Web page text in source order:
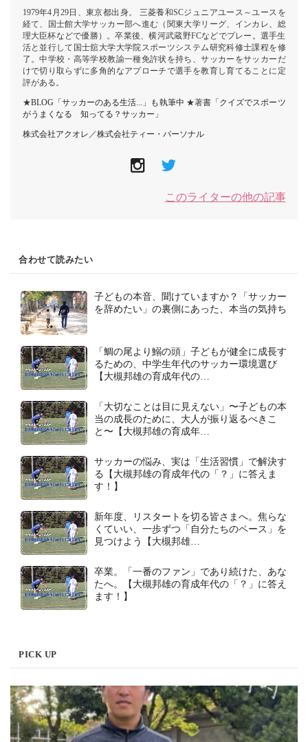
1979年4月29日、東京都出身。 三菱養和SCジュニアユース～ユースを
経て、国士館大学サッカー部へ進む（関東大学リーグ、インカレ、総
理大臣杯などで優勝）。卒業後、横河武蔵野FCなどでプレー。選手生
活と並行して国士舘大学大学院スポーツシステム研究科修士課程を修
了。中学校・高等学校教諭一種免許状を持ち、サッカーをサッカーだ
けで切り取らずに多角的なアプローチで選手を教育し育てることに定
評がある。
★BLOG「サッカーのある生活...」も執筆中 ★著書「クイズでスポーツ
がうまくなる 知ってる？サッカー 」
株式会社アクオレ ／株式会社ティー・パーソナル
このライターの他の記事
合わせて読みたい
子どもの本音、聞けていますか？「サッカー
を辞めたい」の裏側にあった、本当の気持ち
「鯛の尾より鰯の頭」子どもが健全に成長す
るための、中学生年代のサッカー環境選び
【大槻邦雄の育成年代の…
「大切なことは目に見えない」〜子どもの本
当の成長のために、大人が振り返るべきこ
と〜【大槻邦雄の育成年…
サッカーの悩み、実は「生活習慣」で解決す
る【大槻邦雄の育成年代の「？」に答えま
す！】
新年度、リスタートを切る皆さまへ。焦らな
くていい、一歩ずつ「自分たちのペース」を
見つけよう【大槻邦雄…
卒業。「一番のファン」であり続けた、あな
たへ。【大槻邦雄の育成年代の「？」に答え
ます！】
PICK UP